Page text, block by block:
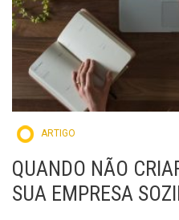
ARTIGO
QUANDO NÃO
SUA EMPRESA